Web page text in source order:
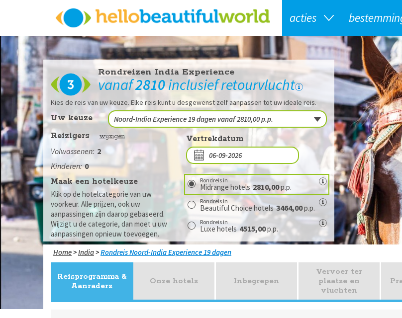
acties
Rondreizen India Experience
vanaf2810inclusief retourvlucht
Kies de reis van uw keuze. Elke reis kunt u desgewenst zelf aanpassen tot uw ideale reis.
Reizigers wijzigen
Volwassenen: 2
Kinderen: 0
Vertrekdatum
Maak een hotelkeuze
Klik op de hotelcategorie van uw
voorkeur. Alle prijzen, ook uw
aanpassingen zijn daarop gebaseerd.
Wijzigt u de categorie, dan moet u uw
aanpassingen opnieuw toevoegen.
Rondreis in
Midrange hotels 2810,00p.p.
Rondreis in
Beautiful Choice hotels 3464,00p.p.
Rondreis in
Luxe hotels 4515,00p.p.
Home>India> Noord-India Experience 19 dagen
Reisprogramma &
Aanraders
Onze hotels Inbegrepen
Vervoer ter
plaatse en
vluchten